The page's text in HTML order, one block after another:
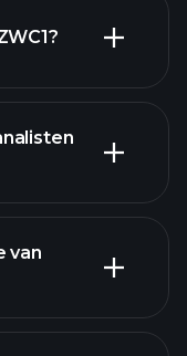
ZWC1
van